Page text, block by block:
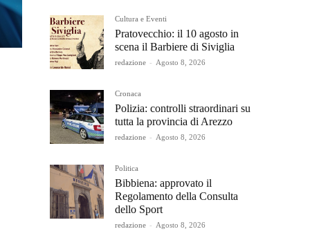
Cultura e Eventi
Pratovecchio: il 10 agosto in
scena il Barbiere di Siviglia
redazione - Agosto 8, 2026
Cronaca
Polizia: controlli straordinari su
tutta la provincia di Arezzo
redazione - Agosto 8, 2026
Politica
Bibbiena: approvato il
Regolamento della Consulta
dello Sport
redazione - Agosto 8, 2026